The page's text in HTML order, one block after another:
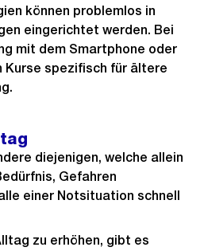
können problemlos in
eingerichtet werden. Bei
mit dem Smartphone oder
Kurse spezifisch für ältere
diejenigen, welche allein
Gefahren
einer Notsituation schnell
zu erhöhen, gibt es